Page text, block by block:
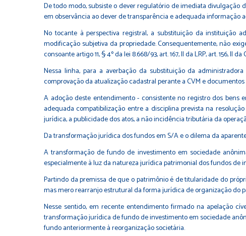
De todo modo, subsiste o dever regulatório de imediata
em observância ao dever de transparência e adequada informação
No tocante à perspectiva registral, a substituição da instituição
modificação subjetiva da propriedade. Consequentemente, não
consoante artigo 11, § 4º da lei 8.668/93, art. 167, II da LRP, art. 156, II da
Nessa linha, para a averbação da substituição da
comprovação da atualização cadastral perante a CVM e
A adoção deste entendimento - consistente no registro dos
adequada compatibilização entre a disciplina prevista na
jurídica, a publicidade dos atos, a não incidência tributária da
Da transformação jurídica dos fundos em S/A e o dilema da
A transformação de fundo de investimento em sociedade
especialmente à luz da natureza jurídica patrimonial dos fundos de
Partindo da premissa de que o patrimônio é de titularidade do
mas mero rearranjo estrutural da forma jurídica de organização do
Nesse sentido, em recente entendimento firmado na apelação
transformação jurídica de fundo de investimento em sociedade
fundo anteriormente à reorganização societária.